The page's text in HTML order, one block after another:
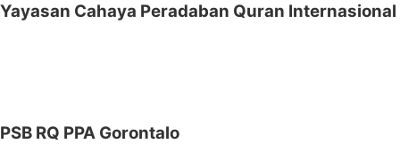
Yayasan Cahaya Peradaban Quran Internasional
PSB RQ PPA Gorontalo